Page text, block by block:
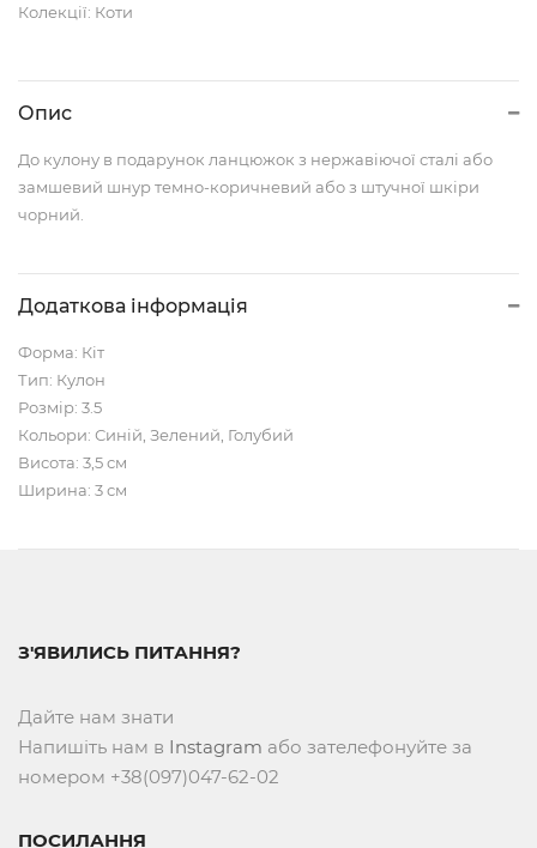
Колекції: Коти
Опис
До кулону в подарунок ланцюжок з нержавіючої сталі або
замшевий шнур темно-коричневий або з штучної шкіри
чорний.
Додаткова інформація
Форма: Кіт
Тип: Кулон
Розмір: 3.5
Кольори: Синій, Зелений, Голубий
Висота: 3,5 см
Ширина: 3 см
З'ЯВИЛИСЬ ПИТАННЯ?
Дайте нам знати
Напишіть нам в Instagram або зателефонуйте за
номером +38(097)047-62-02
ПОСИЛАННЯ